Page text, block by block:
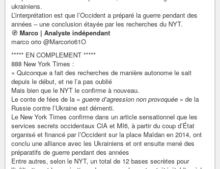
ukrainiens.
L’interprétation est que l’Occident a préparé la guerre pendant des
années – une conclusion étayée par les recherches du NYT.
🧭 Marco | Analyste indépendant
marco orio @Marcorio61O
***** EN COMPLEMENT *****
888 New York Times :
« Quiconque a fait des recherches de manière autonome le sait
depuis le début, et ne l’a pas oublié
Mais bien que le NYT le confirme à nouveau.
Le conte de fées de la « guerre d’agression non provoquée » de la
Russie contre l’Ukraine est démenti.
Le New York Times confirme dans un article sensationnel que les
services secrets occidentaux CIA et MI6, à partir du coup d’État
organisé et financé par l’Occident sur la place Maïdan en 2014, ont
conclu une alliance avec les Ukrainiens et ont ensuite mené des
préparatifs de guerre pendant des années
Entre autres, selon le NYT, un total de 12 bases secrètes pour